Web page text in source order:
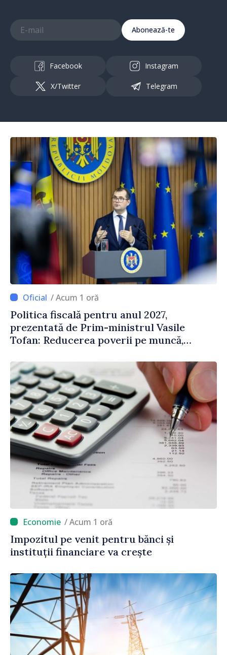
Abonează-te
Facebook Instagram
X/Twitter Telegram
/ Acum 1 oră
Politica fiscală pentru anul 2027,
prezentată de Prim-ministrul Vasile
Tofan: Reducerea poverii pe muncă,
echitabilă
/ Acum 1 oră
Impozitul pe venit pentru bănci și
instituții financiare va crește